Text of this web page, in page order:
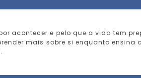
acontecer e pelo que a vida tem
mais sobre si enquanto ensina